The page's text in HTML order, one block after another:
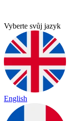
Vyberte svůj jazyk
English